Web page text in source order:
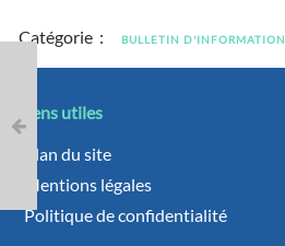
Catégorie : BULLETIN D'INFORMATION
Liens utiles
Plan du site
Mentions légales
Politique de confidentialité